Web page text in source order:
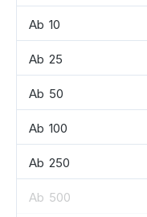
Ab 10
Ab 25
Ab 50
Ab 100
Ab 250
Ab 500